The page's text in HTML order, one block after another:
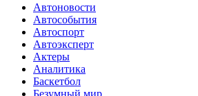
Автоновости
Автособытия
Автоспорт
Автоэксперт
Актеры
Аналитика
Баскетбол
Безумный мир